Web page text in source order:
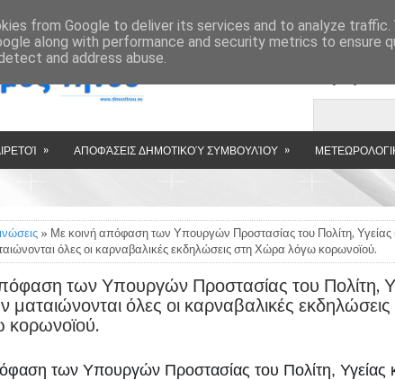
ΤΉΝΟΥ » » »
» ΑΠΟΦΆΣΕΙΣ ΔΗΜΟΤΙΚΟΎ ΣΥΜΒΟΥΛΊΟΥ »
» Με κοινή απόφαση των Υπουργών Προστασίας του Πολίτη, Υγείας
όλες οι καρναβαλικές εκδηλώσεις στη Χώρα λόγω κορωνοϊού.
των Υπουργών Προστασίας του Πολίτη,
ματαιώνονται όλες οι καρναβαλικές εκδηλώσεις
των Υπουργών Προστασίας του Πολίτη, Υγείας
from Google to deliver its services and to analyze traffic.
along with performance and security metrics to ensure
and address abuse.